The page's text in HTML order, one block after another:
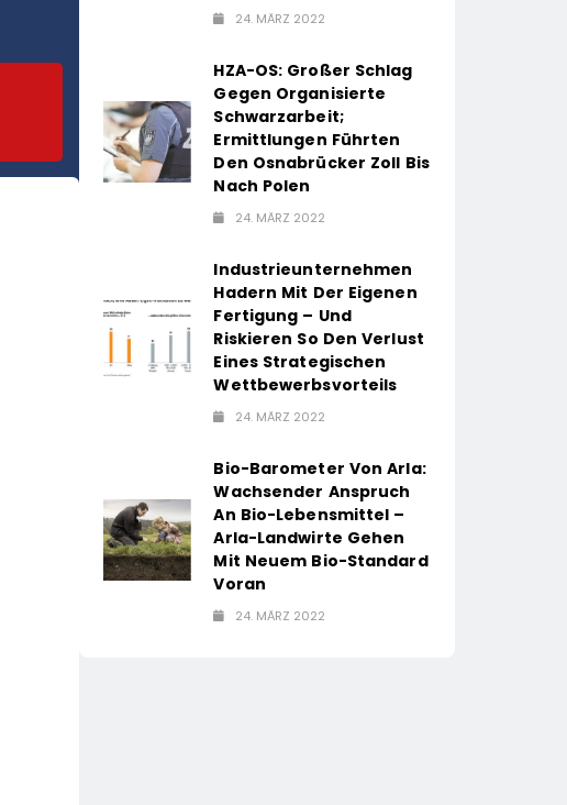
24. MÄRZ 2022
HZA-OS: Großer Schlag
Gegen Organisierte
Schwarzarbeit;
Ermittlungen Führten
Den Osnabrücker Zoll Bis
Nach Polen
24. MÄRZ 2022
Industrieunternehmen
Hadern Mit Der Eigenen
Fertigung – Und
Riskieren So Den Verlust
Eines Strategischen
Wettbewerbsvorteils
24. MÄRZ 2022
Bio-Barometer Von Arla:
Wachsender Anspruch
An Bio-Lebensmittel –
Arla-Landwirte Gehen
Mit Neuem Bio-Standard
Voran
24. MÄRZ 2022